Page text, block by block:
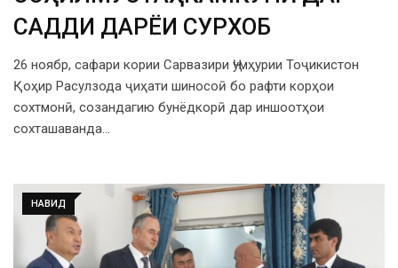
САДДИ ДАРЁИ СУРХОБ
26 ноябр, сафари кории Сарвазири Ҷумҳурии Тоҷикистон
Қоҳир Расулзода ҷиҳати шиносоӣ бо рафти корҳои
сохтмонӣ, созандагию бунёдкорӣ дар иншоотҳои
сохташаванда…
НАВИД